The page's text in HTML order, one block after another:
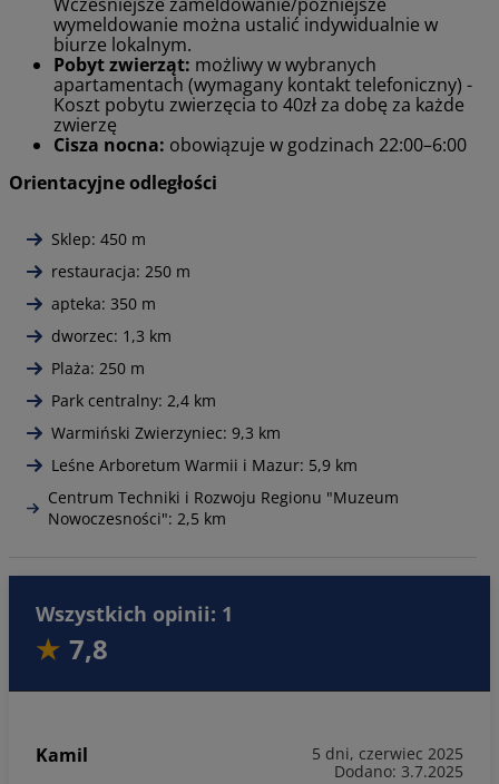
Wcześniejsze zameldowanie/późniejsze
wymeldowanie można ustalić indywidualnie w
biurze lokalnym.
Pobyt zwierząt: możliwy w wybranych
apartamentach (wymagany kontakt telefoniczny) -
Koszt pobytu zwierzęcia to 40zł za dobę za każde
zwierzę
Cisza nocna: obowiązuje w godzinach 22:00–6:00
Orientacyjne odległości
Sklep: 450 m
restauracja: 250 m
apteka: 350 m
dworzec: 1,3 km
Plaża: 250 m
Park centralny: 2,4 km
Warmiński Zwierzyniec: 9,3 km
Leśne Arboretum Warmii i Mazur: 5,9 km
Centrum Techniki i Rozwoju Regionu "Muzeum
Nowoczesności": 2,5 km
Wszystkich opinii: 1
7,8
Kamil
5 dni, czerwiec 2025
Dodano: 3.7.2025